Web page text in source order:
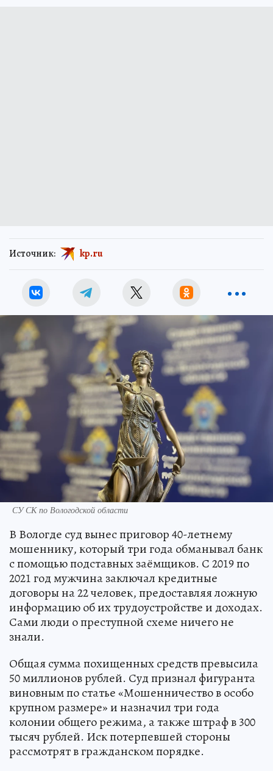
Источник: kp.ru
СУ СК по Вологодской области
В Вологде суд вынес приговор 40-летнему
мошеннику, который три года обманывал банк
с помощью подставных заёмщиков. С 2019 по
2021 год мужчина заключал кредитные
договоры на 22 человек, предоставляя ложную
информацию об их трудоустройстве и доходах.
Сами люди о преступной схеме ничего не
знали.
Общая сумма похищенных средств превысила
50 миллионов рублей. Суд признал фигуранта
виновным по статье «Мошенничество в особо
крупном размере» и назначил три года
колонии общего режима, а также штраф в 300
тысяч рублей. Иск потерпевшей стороны
рассмотрят в гражданском порядке.